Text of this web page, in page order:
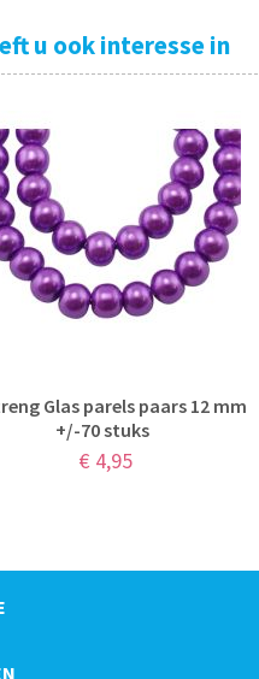
u ook interesse in
Glas parels paars 12 mm
+/-70 stuks
€ 4,95